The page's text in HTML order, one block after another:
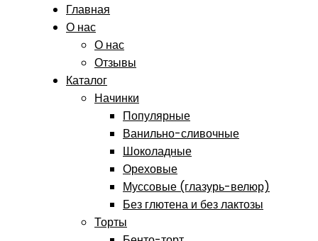
Главная
О нас
О нас
Отзывы
Каталог
Начинки
Популярные
Ванильно-сливочные
Шоколадные
Ореховые
Муссовые (глазурь-велюр)
Без глютена и без лактозы
Торты